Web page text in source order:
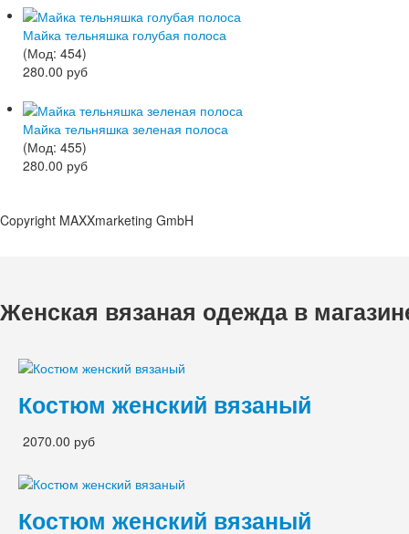
Майка тельняшка голубая полоса
(Мод: 454)
280.00 руб
Майка тельняшка зеленая полоса
(Мод: 455)
280.00 руб
Copyright MAXXmarketing GmbH
Женская вязаная одежда в
Костюм женский вязаный
2070.00 руб
Костюм женский вязаный